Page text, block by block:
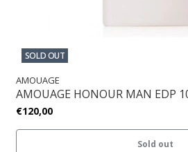
SOLD OUT
AMOUAGE
AMOUAGE HONOUR MAN EDP
€120,00
Sold out